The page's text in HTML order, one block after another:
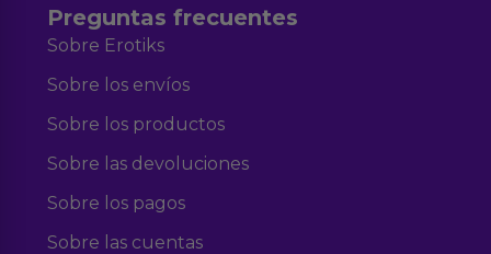
Preguntas frecuentes
Sobre Erotiks
Sobre los envíos
Sobre los productos
Sobre las devoluciones
Sobre los pagos
Sobre las cuentas